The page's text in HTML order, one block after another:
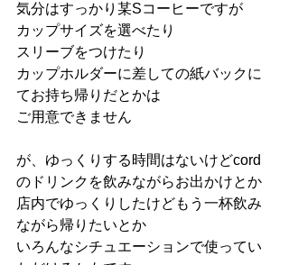
気分はすっかり某Sコーヒーですが
カップサイズを選べたり
スリーブをつけたり
カップホルダーに差しての紙バックに
てお持ち帰りだとかは
ご用意できません
が、ゆっくりする時間はないけどcord
のドリンクを飲みながらお出かけとか
店内でゆっくりしたけどもう一杯飲み
ながら帰りたいとか
いろんなシチュエーションで使ってい